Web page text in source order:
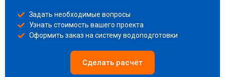
Задать необходимые вопросы
Узнать стоимость вашего проекта
Оформить заказ на систему водоподготовки
Сделать расчёт